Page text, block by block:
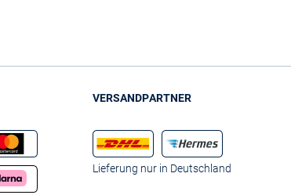
VERSANDPARTNER
Lieferung nur in Deutschland